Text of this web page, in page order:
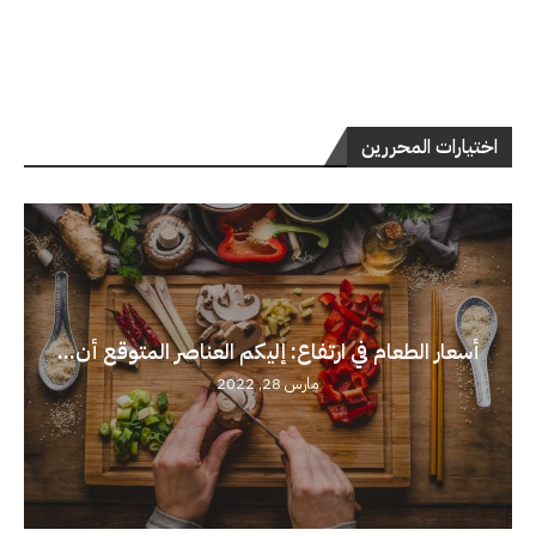
اختيارات المحررين
أسعار الطعام في ارتفاع: إليكم العناصر المتوقع أن...
مارس 28, 2022